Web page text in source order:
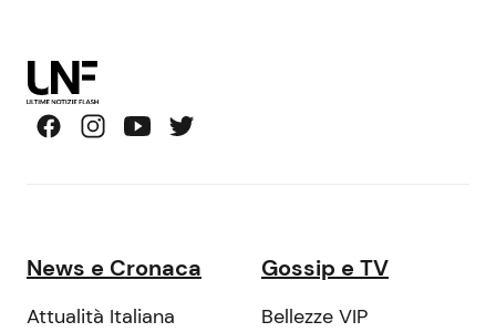
News e Cronaca
Attualità Italiana
Gossip e TV
Bellezze VIP